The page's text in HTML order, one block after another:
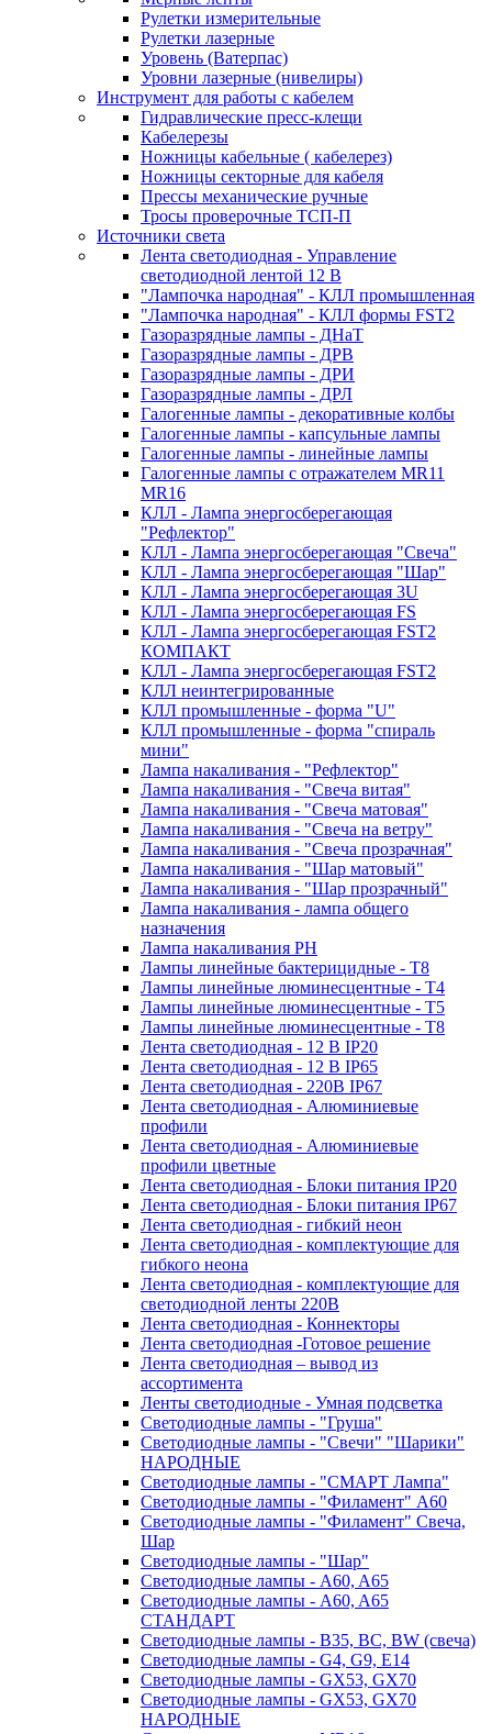
Рулетки измерительные
Рулетки лазерные
Уровень (Ватерпас)
Уровни лазерные (нивелиры)
Инструмент для работы с кабелем
Гидравлические пресс-клещи
Кабелерезы
Ножницы кабельные ( кабелерез)
Ножницы секторные для кабеля
Прессы механические ручные
Тросы проверочные ТСП-П
Источники света
Лента светодиодная - Управление
светодиодной лентой 12 В
"Лампочка народная" - КЛЛ промышленная
"Лампочка народная" - КЛЛ формы FST2
Газоразрядные лампы - ДНаТ
Газоразрядные лампы - ДРВ
Газоразрядные лампы - ДРИ
Газоразрядные лампы - ДРЛ
Галогенные лампы - декоративные колбы
Галогенные лампы - капсульные лампы
Галогенные лампы - линейные лампы
Галогенные лампы с отражателем MR11
MR16
КЛЛ - Лампа энергосберегающая
"Рефлектор"
КЛЛ - Лампа энергосберегающая "Свеча"
КЛЛ - Лампа энергосберегающая "Шар"
КЛЛ - Лампа энергосберегающая 3U
КЛЛ - Лампа энергосберегающая FS
КЛЛ - Лампа энергосберегающая FST2
КОМПАКТ
КЛЛ - Лампа энергосберегающая FSТ2
КЛЛ неинтегрированные
КЛЛ промышленные - форма "U"
КЛЛ промышленные - форма "спираль
мини"
Лампа накаливания - "Рефлектор"
Лампа накаливания - "Свеча витая"
Лампа накаливания - "Свеча матовая"
Лампа накаливания - "Свеча на ветру"
Лампа накаливания - "Свеча прозрачная"
Лампа накаливания - "Шар матовый"
Лампа накаливания - "Шар прозрачный"
Лампа накаливания - лампа общего
назначения
Лампа накаливания РН
Лампы линейные бактерицидные - Т8
Лампы линейные люминесцентные - Т4
Лампы линейные люминесцентные - Т5
Лампы линейные люминесцентные - Т8
Лента светодиодная - 12 В IP20
Лента светодиодная - 12 В IP65
Лента светодиодная - 220В IP67
Лента светодиодная - Алюминиевые
профили
Лента светодиодная - Алюминиевые
профили цветные
Лента светодиодная - Блоки питания IP20
Лента светодиодная - Блоки питания IP67
Лента светодиодная - гибкий неон
Лента светодиодная - комплектующие для
гибкого неона
Лента светодиодная - комплектующие для
светодиодной ленты 220В
Лента светодиодная - Коннекторы
Лента светодиодная -Готовое решение
Лента светодиодная – вывод из
ассортимента
Ленты светодиодные - Умная подсветка
Светодиодные лампы - "Груша"
Светодиодные лампы - "Свечи" "Шарики"
НАРОДНЫЕ
Светодиодные лампы - "СМАРТ Лампа"
Светодиодные лампы - "Филамент" A60
Светодиодные лампы - "Филамент" Свеча,
Шар
Светодиодные лампы - "Шар"
Светодиодные лампы - A60, A65
Светодиодные лампы - A60, A65
СТАНДАРТ
Светодиодные лампы - B35, BC, BW (свеча)
Светодиодные лампы - G4, G9, Е14
Светодиодные лампы - GX53, GX70
Светодиодные лампы - GX53, GX70
НАРОДНЫЕ